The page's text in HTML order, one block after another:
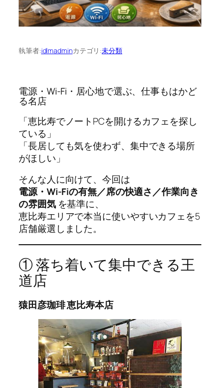
執筆者:idlmadminカテゴリ:未分類
電源・Wi-Fi・居心地で選ぶ、仕事もはかど
る名店
「恵比寿でノートPCを開けるカフェを探し
ている」
「長居しても気を使わず、集中できる場所
がほしい」
そんな人に向けて、今回は
電源・Wi-Fiの有無／席の快適さ／作業向き
の雰囲気を基準に、
恵比寿エリアで本当に使いやすいカフェを5
店舗厳選しました。
① 落ち着いて集中できる王
道店
猿田彦珈琲 恵比寿本店